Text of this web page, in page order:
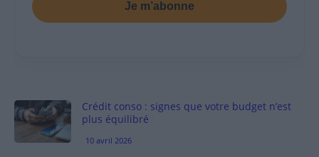
Je m’abonne
Crédit conso : signes que votre budget n’est
plus équilibré
10 avril 2026